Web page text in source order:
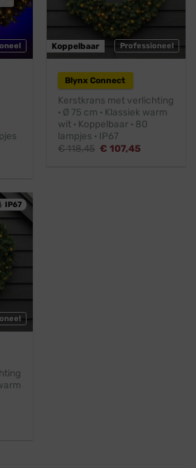
Professioneel
Koppelbaar
Blynx Connect
Kerstkrans met verlichting
· Ø 75 cm · Klassiek warm
wit · Koppelbaar · 80
lampjes · IP67
€118,45 Oorspronkelijke
€ 107,45
IP67